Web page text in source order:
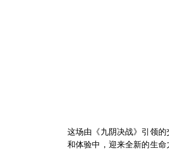
这场由《九阴决战》引领
和体验中，迎来全新的生命